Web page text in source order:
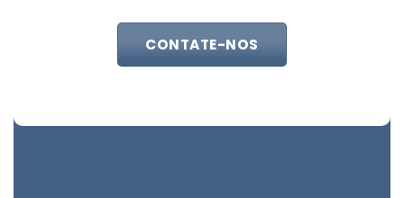
CONTATE-NOS